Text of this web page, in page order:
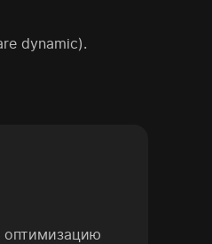
dynamic).
оптимизацию